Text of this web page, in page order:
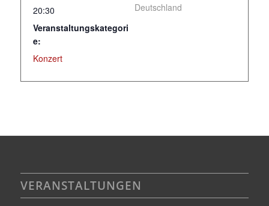
20:30
Veranstaltungskategori
e:
Konzert
Deutschland
VERANSTALTUNGEN